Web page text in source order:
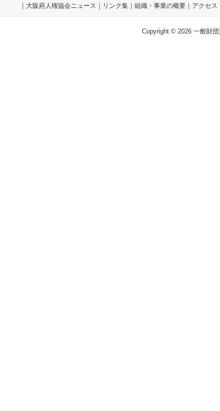
｜ 大阪府人権協会ニュース ｜ リンク集 ｜ 組織・事業の概要 ｜ アクセス
Copyright © 2026 一般財